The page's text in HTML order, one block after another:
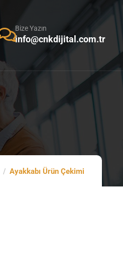
Bize Yazın
info@cnkdijital.com.tr
Ayakkabı Ürün Çekimi